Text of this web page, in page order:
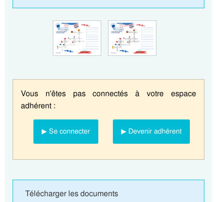
Vous n'êtes pas connectés à votre espace
adhérent :
▶ Se connecter ▶ Devenir adhérent
Télécharger les documents